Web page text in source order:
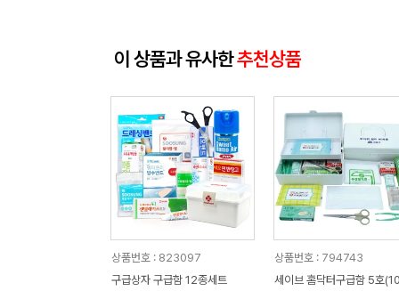
이 상품과 유사한추천상품
상품번호 : 823097
구급상자 구급함 12종세트
상품번호 : 794743
세이브 홈닥터구급함 5호